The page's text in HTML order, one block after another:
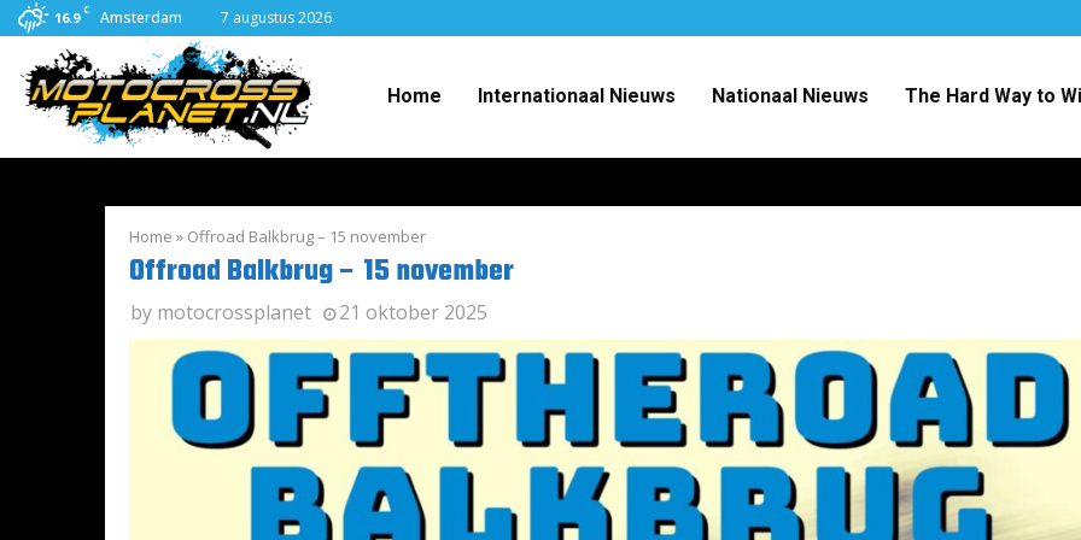
16.9 C Amsterdam 7 augustus 2026
Home Internationaal Nieuws Nationaal Nieuws The Hard Way to
Home » Offroad Balkbrug – 15 november
Offroad Balkbrug – 15 november
by motocrossplanet 21 oktober 2025